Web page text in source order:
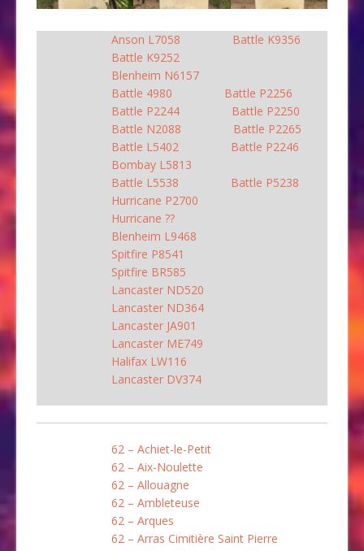
Anson L7058
Battle K9356
Battle K9252
Blenheim N6157
Battle 4980
Battle P2256
Battle P2244
Battle P2250
Battle N2088
Battle P2265
Battle L5402
Battle P2246
Bombay L5813
Battle L5538
Battle P5238
Hurricane P2700
Hurricane ??
Blenheim L9468
Spitfire P8541
Spitfire BR585
Lancaster ND520
Lancaster ND364
Lancaster JA901
Lancaster ME749
Halifax LW116
Lancaster DV374
62 – Achiet-le-Petit
62 – Aix-Noulette
62 – Allouagne
62 – Ambleteuse
62 – Arques
62 – Arras Cimitière Saint Pierre